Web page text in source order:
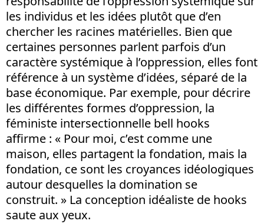
les individus et les idées plutôt que d’en
chercher les racines matérielles. Bien que
certaines personnes parlent parfois d’un
caractère systémique à l’oppression, elles font
référence à un système d’idées, séparé de la
base économique. Par exemple, pour décrire
les différentes formes d’oppression, la
féministe intersectionnelle bell hooks
affirme : « Pour moi, c’est comme une
maison, elles partagent la fondation, mais la
fondation, ce sont les croyances idéologiques
autour desquelles la domination se
construit. » La conception idéaliste de hooks
saute aux yeux.